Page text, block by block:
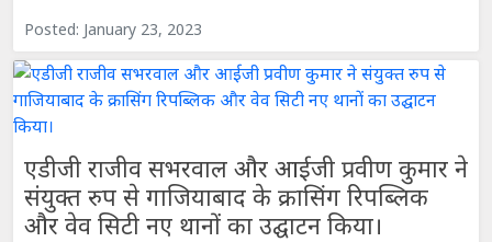
Posted: January 23, 2023
एडीजी राजीव सभरवाल और आईजी प्रवीण कुमार ने
संयुक्त रुप से गाजियाबाद के क्रासिंग रिपब्लिक
और वेव सिटी नए थानों का उद्घाटन किया।